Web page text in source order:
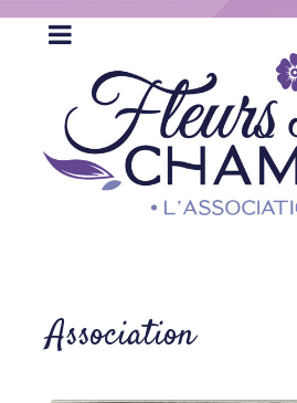
Association